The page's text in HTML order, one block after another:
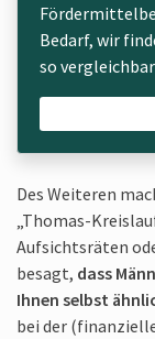
Bedarf, wir
so
Des Weiteren
„Thomas-
Aufsichts­räten
besagt, dass
Ihnen selbst
bei der